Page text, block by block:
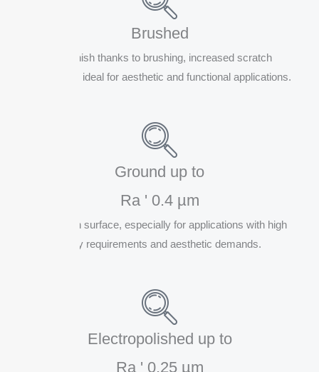
Brushed
Matt finish thanks to brushing, increased scratch
resistance, ideal for aesthetic and functional applications.
Ground up to
Ra ' 0.4 µm
Fine, even surface, especially for applications with high
purity requirements and aesthetic demands.
Electropolished up to
Ra ' 0.25 µm